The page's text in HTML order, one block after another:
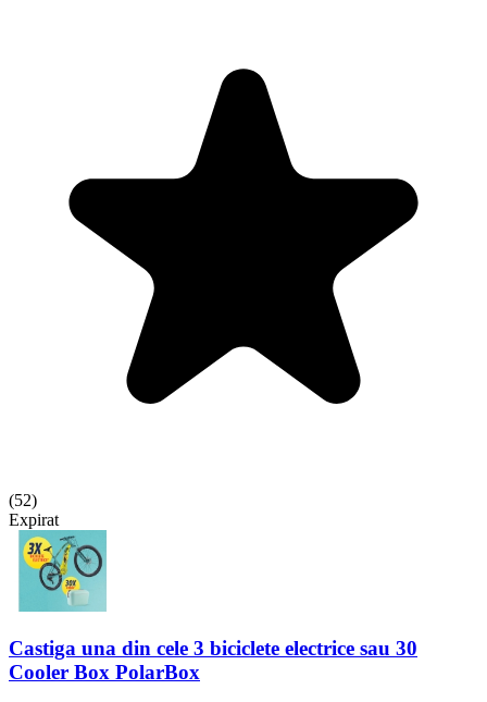
(52)
Expirat
Castiga una din cele 3 biciclete electrice sau 30
Cooler Box PolarBox